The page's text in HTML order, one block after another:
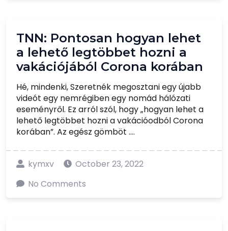
TNN: Pontosan hogyan lehet
a lehető legtöbbet hozni a
vakációjából Corona korában
Hé, mindenki, Szeretnék megosztani egy újabb
videót egy nemrégiben egy nomád hálózati
eseményről. Ez arról szól, hogy „hogyan lehet a
lehető legtöbbet hozni a vakációodból Corona
korában”. Az egész gömböt ....
kymxv
October 23, 2022
No Comments